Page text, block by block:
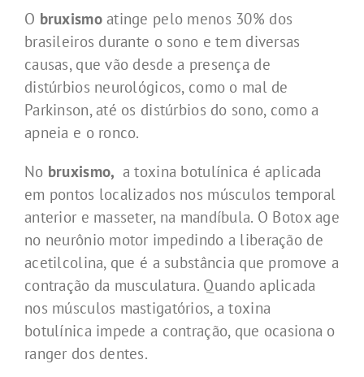
O bruxismoatinge pelo menos 30% dos
brasileiros durante o sono e tem diversas
causas, que vão desde a presença de
distúrbios neurológicos, como o mal de
Parkinson, até os distúrbios do sono, como a
apneia e o ronco.
No bruxismo, a toxina botulínica é aplicada
em pontos localizados nos músculos temporal
anterior e masseter, na mandíbula. O Botox age
no neurônio motor impedindo a liberação de
acetilcolina, que é a substância que promove a
contração da musculatura. Quando aplicada
nos músculos mastigatórios, a toxina
botulínica impede a contração, que ocasiona o
ranger dos dentes.